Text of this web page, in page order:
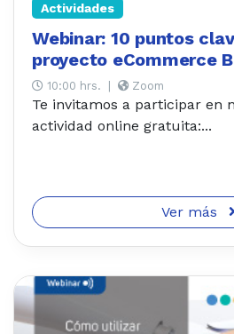
Actividades
Webinar: 10 puntos
proyecto eCommerce
10:00 hrs. Zoom
Te invitamos a participar en
actividad online gratuita:...
Ver más